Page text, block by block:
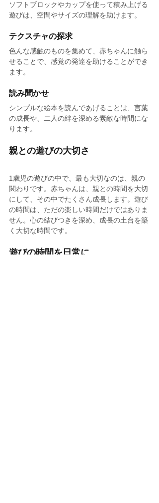
ソフトブロックやカップを使って積み上げる
遊びは、空間やサイズの理解を助けます。
テクスチャの探求
色んな感触のものを集めて、赤ちゃんに触ら
せることで、感覚の発達を助けることができ
ます。
読み聞かせ
シンプルな絵本を読んであげることは、言葉
の成長や、二人の絆を深める素敵な時間にな
ります。
親との遊びの大切さ
1歳児の遊びの中で、最も大切なのは、親の
関わりです。赤ちゃんは、親との時間を大切
にして、その中でたくさん成長します。遊び
の時間は、ただの楽しい時間だけではありま
せん。心の結びつきを深め、成長の土台を築
く大切な時間です。
遊びの時間を日常に